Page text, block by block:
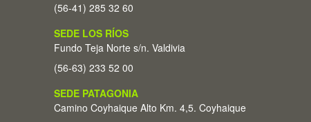
(56-41) 285 32 60
SEDE LOS RÍOS
Fundo Teja Norte s/n. Valdivia
(56-63) 233 52 00
SEDE PATAGONIA
Camino Coyhaique Alto Km. 4,5. Coyhaique